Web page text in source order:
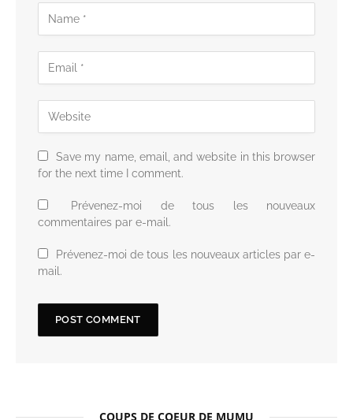
Save my name, email, and website in this browser
for the next time I comment.
Prévenez-moi de tous les nouveaux
commentaires par e-mail.
Prévenez-moi de tous les nouveaux articles par e-
mail.
COUPS DE COEUR DE MUMU